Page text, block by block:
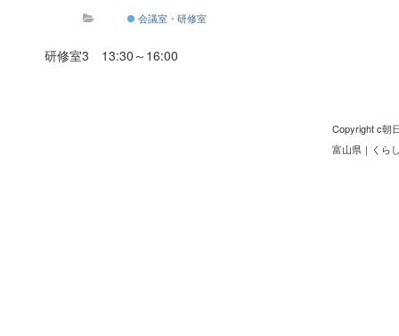
会議室・研修室
研修室3 13:30～16:00
Copyright c朝
富山県 ｜ くら